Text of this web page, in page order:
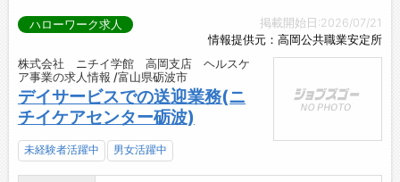
掲載開始日:2026/07/21
情報提供元：高岡公共職業安定所
ハローワーク求人
株式会社 ニチイ学館 高岡支店 ヘルスケ
ア事業の求人情報 /富山県砺波市
デイサービスでの送迎業務(ニ
チイケアセンター砺波)
未経験者活躍中 男女活躍中